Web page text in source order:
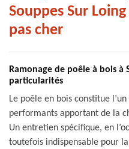
Souppes Sur
pas cher
Ramonage de poêle à bois à
particularités
Le poêle en bois constitue
performants apportant de la
Un entretien spécifique, en
toutefois indispensable pour